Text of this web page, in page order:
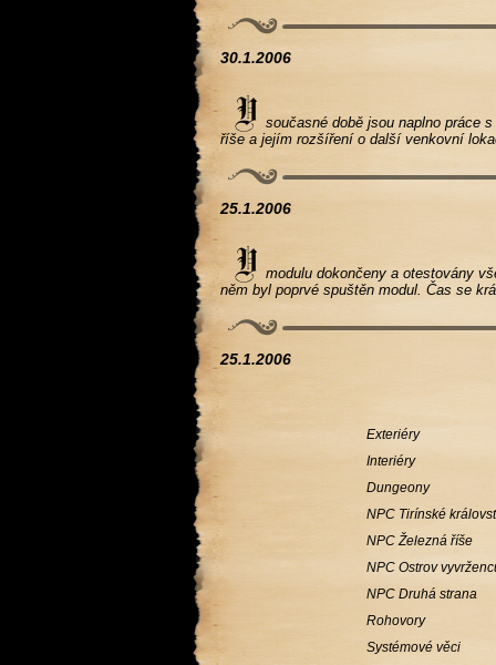
30.1.2006
současné době jsou naplno práce s
říše a jejím rozšíření o další venkovní
25.1.2006
modulu dokončeny a otestovány
něm byl poprvé spuštěn modul. Čas se
25.1.2006
Exteriéry
Interiéry
Dungeony
NPC Tirínské
NPC Železná říše
NPC Ostrov
NPC Druhá strana
Rohovory
Systémové věci